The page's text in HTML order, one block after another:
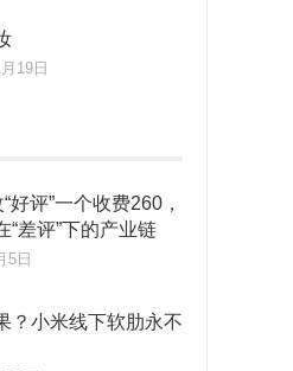
19日
“好评”一个收费260，
“差评”下的产业链
5日
？小米线下软肋永不